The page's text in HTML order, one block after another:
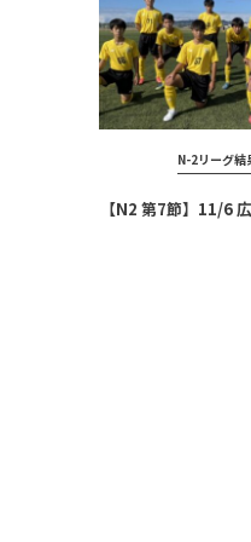
N-2リーグ結
【N2 第7節】11/6